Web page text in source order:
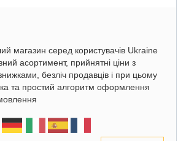
магазин серед користувачів Ukraine
асортимент, прийнятні ціни з
безліч продавців і при цьому
та простий алгоритм оформлення